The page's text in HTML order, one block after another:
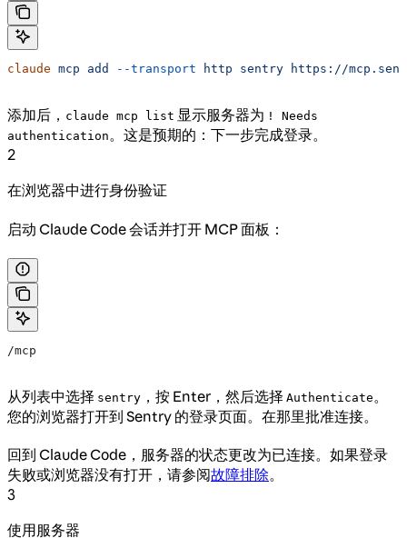
claude mcp add --transport http sentry https://
添加后， claude mcp list 显示服务器为 ! Needs
authentication 。这是预期的：下一步完成登录。
2
在浏览器中进行身份验证
启动 Claude Code 会话并打开 MCP 面板：
/mcp
从列表中选择 sentry ，按 Enter，然后选择 Authenticate 。
您的浏览器打开到 Sentry 的登录页面。在那里批准连接。
回到 Claude Code，服务器的状态更改为已连接。如果登录
失败或浏览器没有打开，请参阅故障排除。
3
使用服务器